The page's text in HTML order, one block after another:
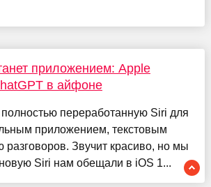
приложением: Apple
в айфоне
полностью переработанную Siri для
приложением, текстовым
разговоров. Звучит красиво, но мы
Siri нам обещали в iOS 1...